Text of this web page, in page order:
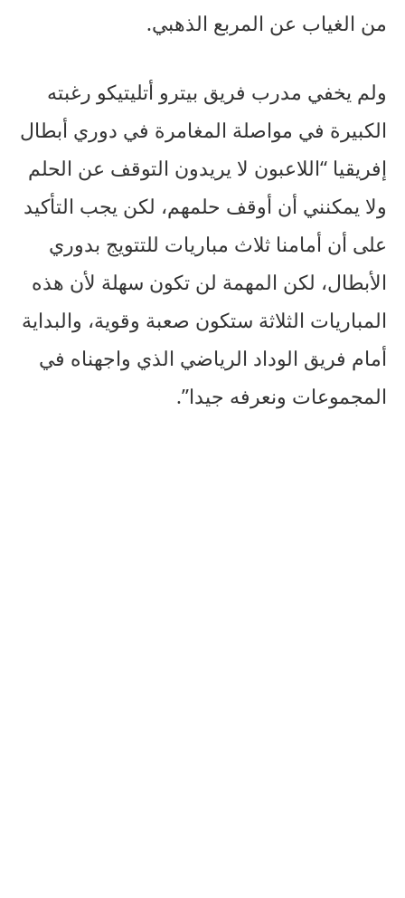
من الغياب عن المربع الذهبي.
ولم يخفي مدرب فريق بيترو أتليتيكو رغبته
الكبيرة في مواصلة المغامرة في دوري أبطال
إفريقيا “اللاعبون لا يريدون التوقف عن الحلم
ولا يمكنني أن أوقف حلمهم، لكن يجب التأكيد
على أن أمامنا ثلاث مباريات للتتويج بدوري
الأبطال، لكن المهمة لن تكون سهلة لأن هذه
المباريات الثلاثة ستكون صعبة وقوية، والبداية
أمام فريق الوداد الرياضي الذي واجهناه في
المجموعات ونعرفه جيدا”.